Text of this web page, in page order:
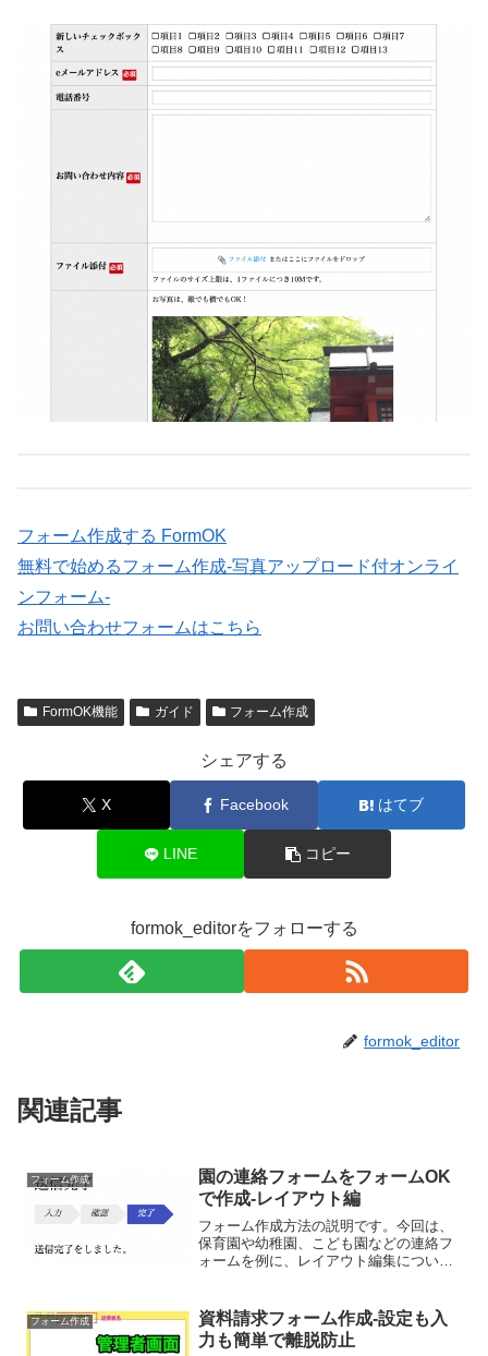
フォーム作成する FormOK
無料で始めるフォーム作成-写真アップロード付オンライ
ンフォーム-
お問い合わせフォームはこちら
FormOK機能 ガイド フォーム作成
シェアする
X Facebook はてブ
LINE コピー
formok_editorをフォローする
formok_editor
関連記事
フォーム作成
園の連絡フォームをフォームOK
で作成-レイアウト編
フォーム作成方法の説明です。今回は、
保育園や幼稚園、こども園などの連絡フ
ォームを例に、レイアウト編集について
えて、フォーム利用による業務の効率化
をご提案いたします。
フォーム作成
資料請求フォーム作成-設定も入
力も簡単で離脱防止